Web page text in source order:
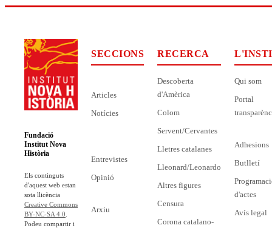
Fundació
Institut Nova
Història
Els continguts
d'aquest web estan
sota llicència
Creative Commons
BY-NC-SA 4.0
Podeu compartir i
SECCIONS
Articles
Notícies
Entrevistes
Opinió
Arxiu
RECERCA
Descoberta
d'Amèrica
Colom
Servent/Cervantes
Lletres catalanes
Lleonard/Leonardo
Altres figures
Censura
Corona catalano-
Qui som
Portal
Adhesions
Butlletí
d'actes
Avís legal